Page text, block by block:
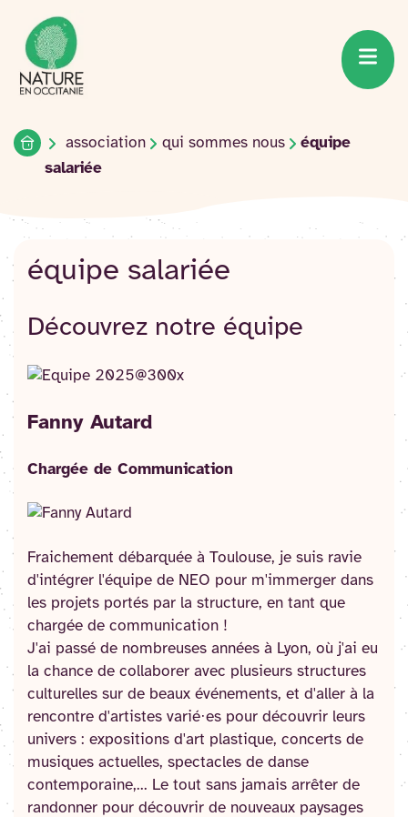
Accéder
au
contenu
Accueil du site
Accueilassociation qui sommes nous
équipe
salariée
équipe salariée
Découvrez notre équipe
Fanny Autard
Chargée de Communication
Fraichement débarquée à Toulouse, je suis ravie
d'intégrer l'équipe de NEO pour m'immerger dans
les projets portés par la structure, en tant que
chargée de communication !
J'ai passé de nombreuses années à Lyon, où j'ai eu
la chance de collaborer avec plusieurs structures
culturelles sur de beaux événements, et d'aller à la
rencontre d'artistes varié·es pour découvrir leurs
univers : expositions d'art plastique, concerts de
musiques actuelles, spectacles de danse
contemporaine,... Le tout sans jamais arrêter de
randonner pour découvrir de nouveaux paysages